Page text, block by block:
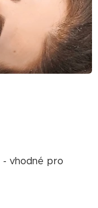
- vhodné pro